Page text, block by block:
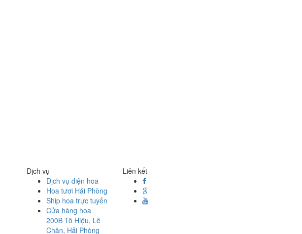
Dịch vụ
Dịch vụ điện hoa
Hoa tươi Hải Phòng
Ship hoa trực tuyến
Cửa hàng hoa
200B Tô Hiệu, Lê
Chân, Hải Phòng
Liên kết